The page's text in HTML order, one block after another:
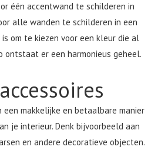
één accentwand te schilderen in
alle wanden te schilderen in een
om te kiezen voor een kleur die al
ontstaat er een harmonieus geheel.
een makkelijke en betaalbare manier
je interieur. Denk bijvoorbeeld aan
en andere decoratieve objecten.